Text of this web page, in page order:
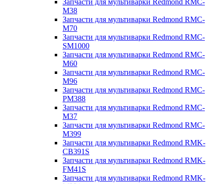
Запчасти для мультиварки Redmond RMC-
M38
Запчасти для мультиварки Redmond RMC-
M70
Запчасти для мультиварки Redmond RMC-
SM1000
Запчасти для мультиварки Redmond RMC-
M60
Запчасти для мультиварки Redmond RMC-
M96
Запчасти для мультиварки Redmond RMC-
PM388
Запчасти для мультиварки Redmond RMC-
M37
Запчасти для мультиварки Redmond RMC-
M399
Запчасти для мультиварки Redmond RMK-
CB391S
Запчасти для мультиварки Redmond RMK-
FM41S
Запчасти для мультиварки Redmond RMK-